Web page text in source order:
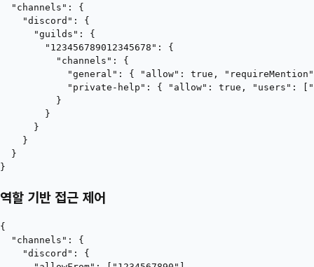
  "channels": {
    "discord": {
      "guilds": {
        "123456789012345678": {
          "channels": {
"general": { "allow": true,
"private-help": { "allow": true, "users":
          }
        }
      }
    }
  }
역할 기반 접근 제어
{
  "channels": {
    "discord": {